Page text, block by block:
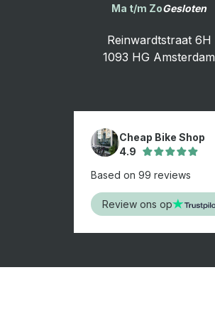
Cheap Bike Shop
4.9
Based on 99 reviews
Review ons op
Ma t/m ZoGesloten
Reinwardtstraat 6H
1093 HG Amsterdam